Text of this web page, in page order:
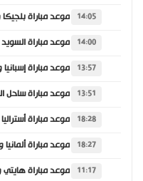
14:05
14:00
13:57
13:51
18:28
18:27
11:17